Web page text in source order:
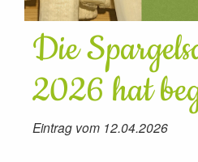
Die
2026 hat
Eintrag vom 12.04.2026